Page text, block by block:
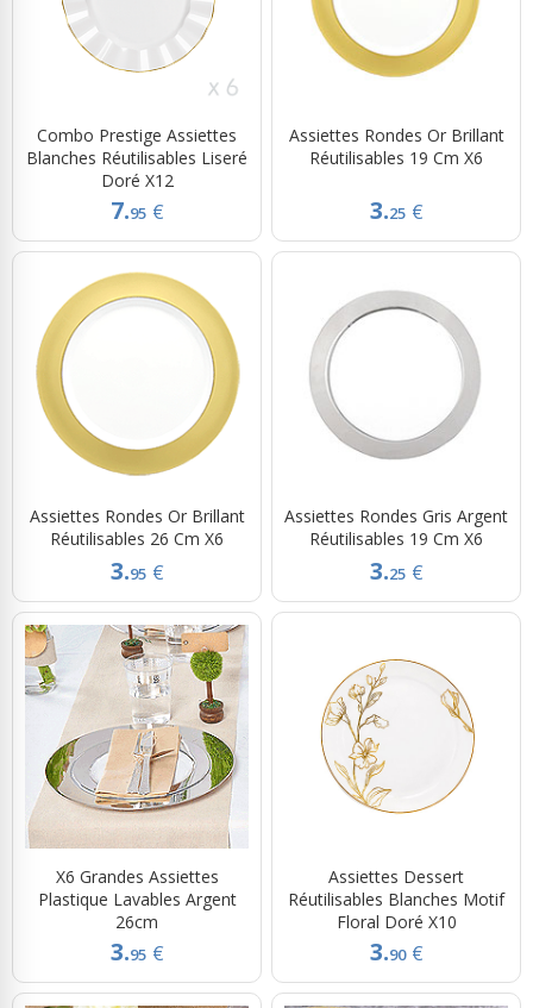
Combo Prestige Assiettes
Blanches Réutilisables Liseré
Doré X12
7.95 €
Assiettes Rondes Or Brillant
Réutilisables 19 Cm X6
3.25 €
Assiettes Rondes Or Brillant
Réutilisables 26 Cm X6
3.95 €
Assiettes Rondes Gris Argent
Réutilisables 19 Cm X6
3.25 €
X6 Grandes Assiettes
Plastique Lavables Argent
26cm
3.95 €
Assiettes Dessert
Réutilisables Blanches Motif
Floral Doré X10
3.90 €